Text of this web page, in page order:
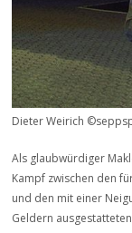
Dieter Weirich
Als glaubwürdiger
Kampf zwischen den
und den mit einer
Geldern